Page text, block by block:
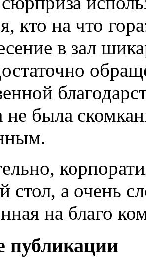
кто на что
в зал
не была
стол, а очень
на благо
публикации